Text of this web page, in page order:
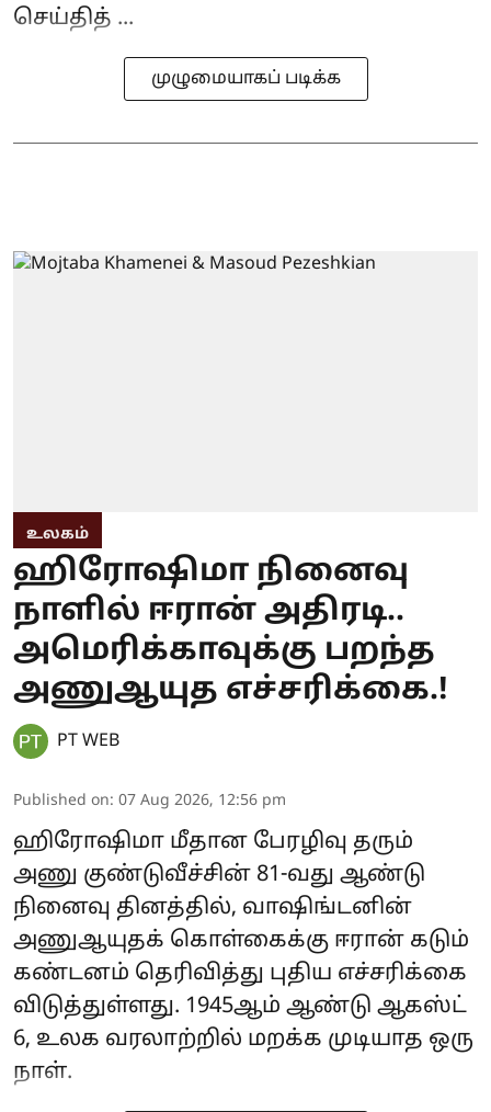
செய்தித் ...
முழுமையாகப் படிக்க
உலகம்
ஹிரோஷிமா நினைவு
நாளில் ஈரான் அதிரடி..
அமெரிக்காவுக்கு பறந்த
அணுஆயுத எச்சரிக்கை.!
PT WEB
Published on: 07 Aug 2026, 12:56 pm
ஹிரோஷிமா மீதான பேரழிவு தரும்
அணு குண்டுவீச்சின் 81-வது ஆண்டு
நினைவு தினத்தில், வாஷிங்டனின்
அணுஆயுதக் கொள்கைக்கு ஈரான் கடும்
கண்டனம் தெரிவித்து புதிய எச்சரிக்கை
விடுத்துள்ளது. 1945ஆம் ஆண்டு ஆகஸ்ட்
6, உலக வரலாற்றில் மறக்க முடியாத ஒரு
நாள்.